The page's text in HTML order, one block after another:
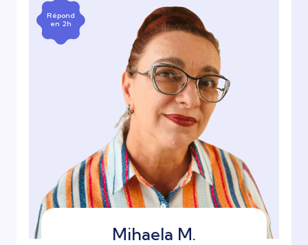
Répond
en 2h
Mihaela M.